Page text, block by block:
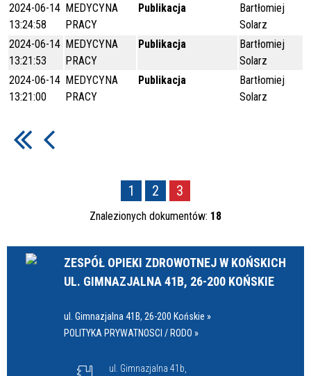
2024-06-14
13:24:58
MEDYCYNA
PRACY
Publikacja
Bartłomiej
Solarz
2024-06-14
13:21:53
MEDYCYNA
PRACY
Publikacja
Bartłomiej
Solarz
2024-06-14
13:21:00
MEDYCYNA
PRACY
Publikacja
Bartłomiej
Solarz
1 2 3
Znalezionych dokumentów: 18
ZESPÓŁ OPIEKI ZDROWOTNEJ W KOŃSKICH
UL. GIMNAZJALNA 41B, 26-200 KOŃSKIE
ul. Gimnazjalna 41B, 26-200 Końskie »
POLITYKA PRYWATNOSCI / RODO »
ul. Gimnazjalna 41b,